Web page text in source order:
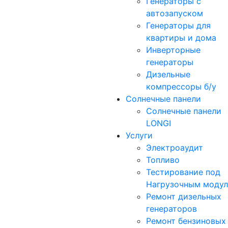
автозапуском
Генераторы для
квартиры и дома
Инверторные
генераторы
Дизельные
компрессоры б/у
Солнечные панели
Солнечные панели
LONGI
Услуги
Электроаудит
Топливо
Тестирование под
Нагрузочным
Ремонт дизельных
генераторов
Ремонт бензиновых